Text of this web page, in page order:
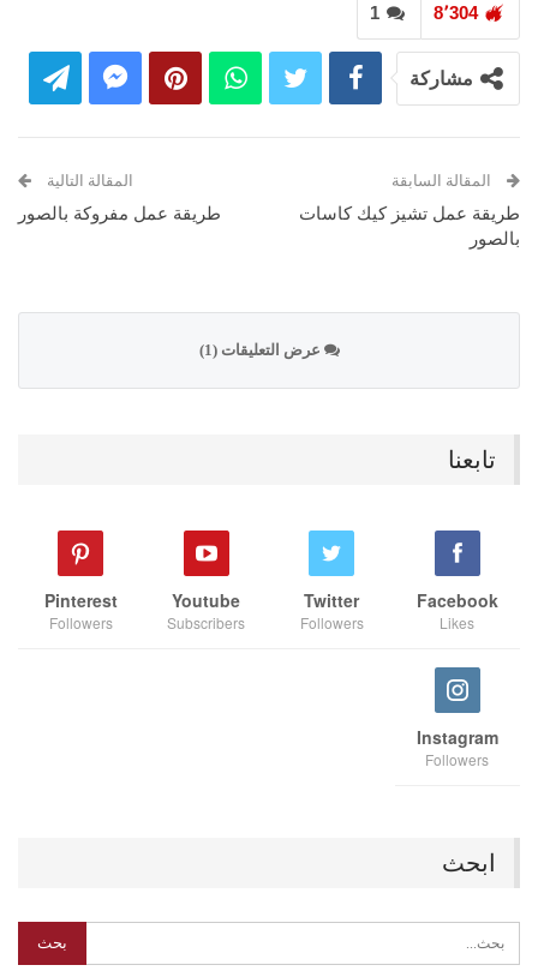
1 8٬304
مشاركة
المقالة السابقة
طريقة عمل تشيز كيك كاسات
بالصور
المقالة التالية
طريقة عمل مفروكة بالصور
عرض التعليقات (1)
تابعنا
Facebook
Likes
Twitter
Followers
Youtube
Subscribers
Pinterest
Followers
Instagram
Followers
ابحث